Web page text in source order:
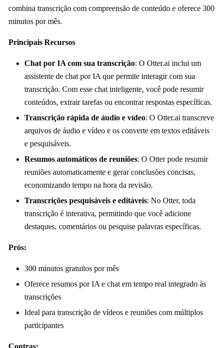
combina transcrição com compreensão de conteúdo e oferece 300
minutos por mês.
Principais Recursos
Chat por IA com sua transcrição: O Otter.ai inclui um
assistente de chat por IA que permite interagir com sua
transcrição. Com esse chat inteligente, você pode resumir
conteúdos, extrair tarefas ou encontrar respostas específicas.
Transcrição rápida de áudio e vídeo: O Otter.ai transcreve
arquivos de áudio e vídeo e os converte em textos editáveis
e pesquisáveis.
Resumos automáticos de reuniões: O Otter pode resumir
reuniões automaticamente e gerar conclusões concisas,
economizando tempo na hora da revisão.
Transcrições pesquisáveis e editáveis: No Otter, toda
transcrição é interativa, permitindo que você adicione
destaques, comentários ou pesquise palavras específicas.
Prós:
300 minutos gratuitos por mês
Oferece resumos por IA e chat em tempo real integrado às
transcrições
Ideal para transcrição de vídeos e reuniões com múltiplos
participantes
Contras: